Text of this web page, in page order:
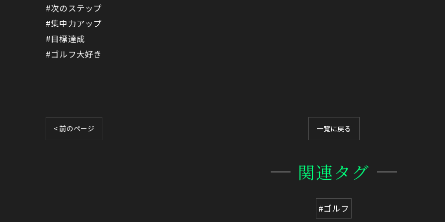
#次のステップ
#集中力アップ
#目標達成
#ゴルフ大好き
< 前のページ 一覧に戻る
関連タグ
#ゴルフ